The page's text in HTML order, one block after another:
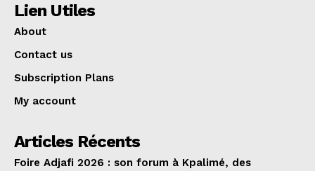
Lien Utiles
About
Contact us
Subscription Plans
My account
Articles Récents
Foire Adjafi 2026 : son forum à Kpalimé, des